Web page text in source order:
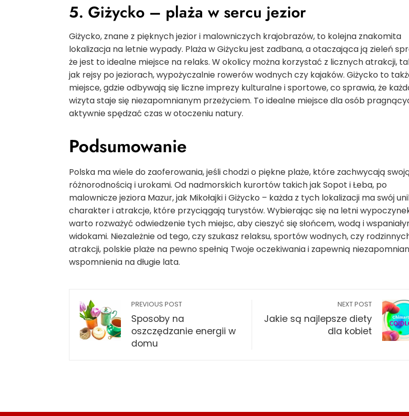
5. Giżycko – plaża w sercu jezior
Giżycko, znane z pięknych jezior i malowniczych krajobrazów, to kolejna znakomita
lokalizacja na letnie wypady. Plaża w Giżycku jest zadbana, a otaczająca ją zieleń
że jest to idealne miejsce na relaks. W okolicy można korzystać z licznych atrakcji,
jak rejsy po jeziorach, wypożyczalnie rowerów wodnych czy kajaków. Giżycko to
miejsce, gdzie odbywają się liczne imprezy kulturalne i sportowe, co sprawia, że
wizyta staje się niezapomnianym przeżyciem. To idealne miejsce dla osób
aktywnie spędzać czas w otoczeniu natury.
Podsumowanie
Polska ma wiele do zaoferowania, jeśli chodzi o piękne plaże, które zachwycają
różnorodnością i urokami. Od nadmorskich kurortów takich jak Sopot i Łeba, po
malownicze jeziora Mazur, jak Mikołajki i Giżycko – każda z tych lokalizacji ma swój
charakter i atrakcje, które przyciągają turystów. Wybierając się na letni
warto rozważyć odwiedzenie tych miejsc, aby cieszyć się słońcem, wodą i
widokami. Niezależnie od tego, czy szukasz relaksu, sportów wodnych, czy
atrakcji, polskie plaże na pewno spełnią Twoje oczekiwania i zapewnią
wspomnienia na długie lata.
PREVIOUS POST
Sposoby na
oszczędzanie energii w
domu
NEXT POST
Jakie są najlepsze diety
dla kobiet